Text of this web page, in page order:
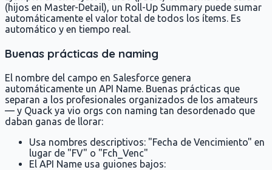
(hijos en Master-Detail), un Roll-Up Summary puede sumar
automáticamente el valor total de todos los ítems. Es
automático y en tiempo real.
Buenas prácticas de naming
El nombre del campo en Salesforce genera
automáticamente un API Name. Buenas prácticas que
separan a los profesionales organizados de los amateurs
— y Quack ya vio orgs con naming tan desordenado que
daban ganas de llorar:
Usa nombres descriptivos: "Fecha de Vencimiento" en
lugar de "FV" o "Fch_Venc"
El API Name usa guiones bajos: